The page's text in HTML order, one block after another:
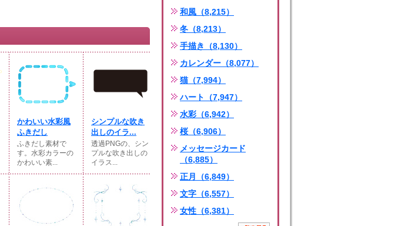
かわいい水彩風
ふきだし
ふきだし素材で
す。水彩カラーの
かわいい素...
シンプルな吹き
出しのイラ...
透過PNGの、シン
プルな吹き出しの
イラス...
和風（8,215）
冬（8,213）
手描き（8,130）
カレンダー（8,077）
猫（7,994）
ハート（7,947）
水彩（6,942）
桜（6,906）
メッセージカード
（6,885）
正月（6,849）
文字（6,557）
女性（6,381）